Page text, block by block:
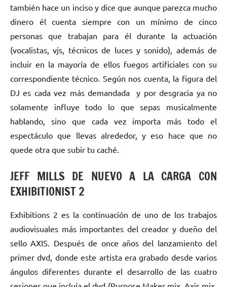
también hace un inciso y dice que aunque parezca mucho
dinero él cuenta siempre con un mínimo de cinco
personas que trabajan para él durante la actuación
(vocalistas, vjs, técnicos de luces y sonido), además de
incluir en la mayoría de ellos fuegos artificiales con su
correspondiente técnico. Según nos cuenta, la figura del
DJ es cada vez más demandada y por desgracia ya no
solamente influye todo lo que sepas musicalmente
hablando, sino que cada vez importa más todo el
espectáculo que llevas alrededor, y eso hace que no
quede otra que subir tu caché.
JEFF MILLS DE NUEVO A LA CARGA CON
EXHIBITIONIST 2
Exhibitions 2 es la continuación de uno de los trabajos
audiovisuales más importantes del creador y dueño del
sello AXIS. Después de once años del lanzamiento del
primer dvd, donde este artista era grabado desde varios
ángulos diferentes durante el desarrollo de las cuatro